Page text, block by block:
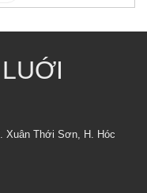
Xuân Thới Sơn, H. Hóc